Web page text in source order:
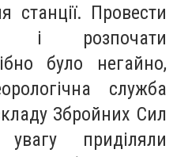
станції. Провести
і розпочати
було негайно,
служба
Збройних Сил
приділяли